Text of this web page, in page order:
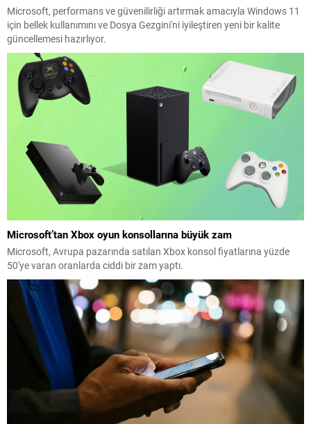
Microsoft, performans ve güvenilirliği artırmak amacıyla Windows 11
için bellek kullanımını ve Dosya Gezgini'ni iyileştiren yeni bir kalite
güncellemesi hazırlıyor.
Microsoft’tan Xbox oyun konsollarına büyük zam
Microsoft, Avrupa pazarında satılan Xbox konsol fiyatlarına yüzde
50'ye varan oranlarda ciddi bir zam yaptı.